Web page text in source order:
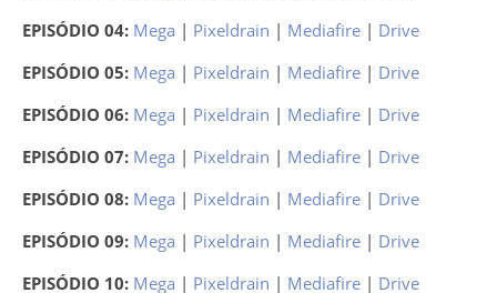
EPISÓDIO 04: Mega | Pixeldrain | Mediafire | Drive
EPISÓDIO 05: Mega | Pixeldrain | Mediafire | Drive
EPISÓDIO 06: Mega | Pixeldrain | Mediafire | Drive
EPISÓDIO 07: Mega | Pixeldrain | Mediafire | Drive
EPISÓDIO 08: Mega | Pixeldrain | Mediafire | Drive
EPISÓDIO 09: Mega | Pixeldrain | Mediafire | Drive
EPISÓDIO 10: Mega | Pixeldrain | Mediafire | Drive